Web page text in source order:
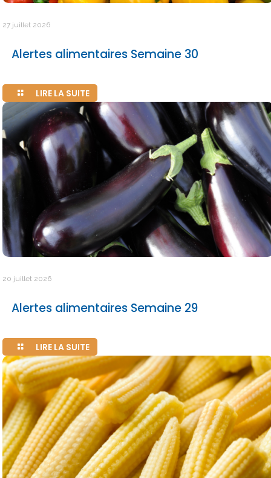
27 juillet 2026
Alertes alimentaires Semaine 30
LIRE LA SUITE
20 juillet 2026
Alertes alimentaires Semaine 29
LIRE LA SUITE